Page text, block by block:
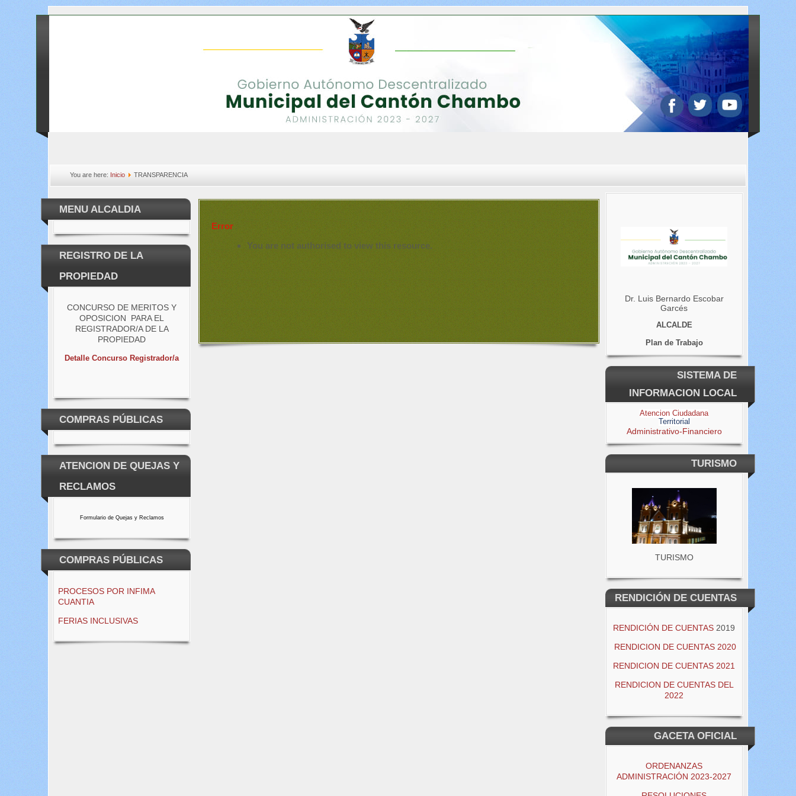
You are here: Inicio TRANSPARENCIA
MENU ALCALDIA
REGISTRO DE LA
PROPIEDAD
CONCURSO DE MERITOS Y
OPOSICION PARA EL
REGISTRADOR/A DE LA
PROPIEDAD
Detalle Concurso Registrador/a
COMPRAS PÚBLICAS
ATENCION DE QUEJAS Y
RECLAMOS
Formulario de Quejas y Reclamos
COMPRAS PÚBLICAS
PROCESOS POR INFIMA
CUANTIA
FERIAS INCLUSIVAS
Error
You are not authorised to view this resource.
Dr. Luis Bernardo Escobar
Garcés
ALCALDE
Plan de Trabajo
SISTEMA DE
INFORMACION LOCAL
Atencion Ciudadana
Territorial
Administrativo-Financiero
TURISMO
TURISMO
RENDICIÓN DE CUENTAS
RENDICIÓN DE CUENTAS 2019
RENDICION DE CUENTAS 2020
RENDICION DE CUENTAS 2021
RENDICION DE CUENTAS DEL
2022
GACETA OFICIAL
ORDENANZAS
ADMINISTRACIÓN 2023-2027